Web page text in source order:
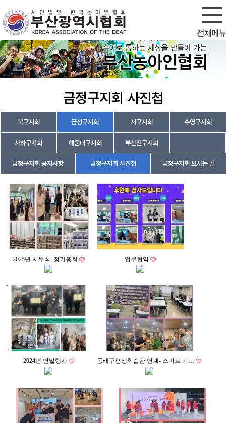
로그인
금정구지회 사진첩
북구지회 금정구지회 서구지회 수영구지회
사하구지회 해운대구지회 부산진구지회
금정구지회 공지사항 금정구지회 사진첩 금정구지회 오시는 길
2025년 시무식, 정기총회 업무협약
2024년 연말행사 동래구평생학습관 연계- 스마트 기…